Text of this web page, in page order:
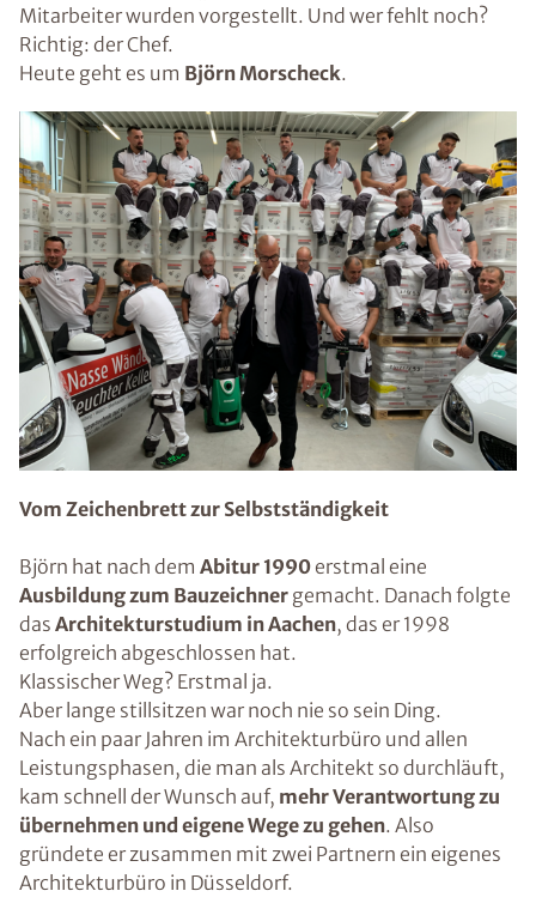
Mitarbeiter wurden vorgestellt. Und wer fehlt noch?
Richtig: der Chef.
Heute geht es um Björn Morscheck.
Vom Zeichenbrett zur Selbstständigkeit
Björn hat nach dem Abitur 1990erstmal eine
Ausbildung zum Bauzeichner gemacht. Danach folgte
das Architekturstudium in Aachen, das er 1998
erfolgreich abgeschlossen hat.
Klassischer Weg? Erstmal ja.
Aber lange stillsitzen war noch nie so sein Ding.
Nach ein paar Jahren im Architekturbüro und allen
Leistungsphasen, die man als Architekt so durchläuft,
kam schnell der Wunsch auf, mehr Verantwortung zu
übernehmen und eigene Wege zu gehen. Also
gründete er zusammen mit zwei Partnern ein eigenes
Architekturbüro in Düsseldorf.